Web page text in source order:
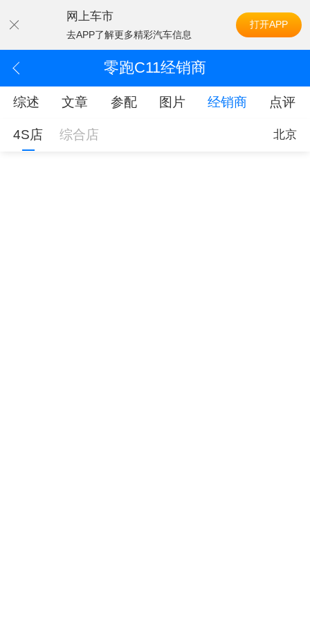
网上车市
去APP了解更多精彩汽车信息
打开APP
零跑C11经销商
综述 文章 参配 图片 经销商 点评
4S店 综合店 北京